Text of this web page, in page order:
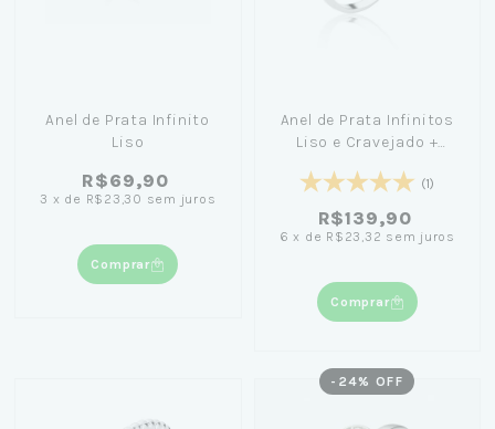
Anel de Prata Infinito
Liso
R$69,90
3 x de R$23,30 sem juros
Comprar
Anel de Prata Infinitos
Liso e Cravejado +
(1)
R$139,90
6 x de R$23,32 sem juros
Comprar
- 24% OFF